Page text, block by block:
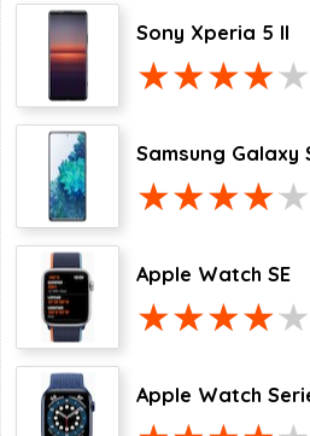
Sony Xperia 5 II
Samsung Galaxy
Apple Watch SE
Apple Watch